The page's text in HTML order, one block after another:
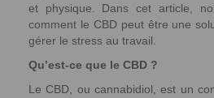
et physique. Dans cet article,
comment le CBD peut être une
gérer le stress au travail.
Qu’est-ce que le CBD ?
Le CBD, ou cannabidiol, est un